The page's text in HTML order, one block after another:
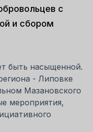
с
и сбором
быть насыщенной.
- Липовке
Мазановского
мероприятия,